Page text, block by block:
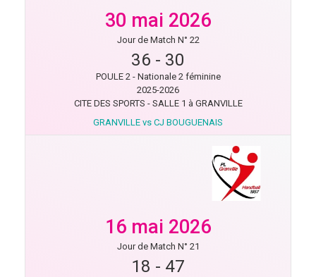
30 mai 2026
Jour de Match N° 22
36 - 30
POULE 2 - Nationale 2 féminine
2025-2026
CITE DES SPORTS - SALLE 1 à GRANVILLE
GRANVILLE vs CJ BOUGUENAIS
16 mai 2026
Jour de Match N° 21
18 - 47